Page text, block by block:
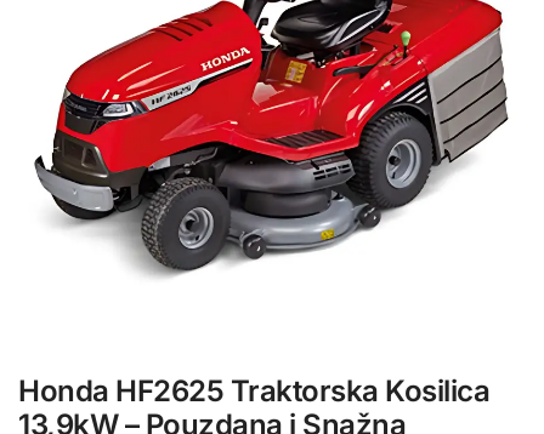
Honda HF2625 Traktorska Kosilica
13,9kW – Pouzdana i Snažna